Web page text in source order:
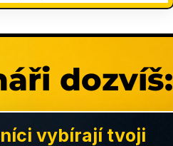
dozvíš:
vybírají tvoji